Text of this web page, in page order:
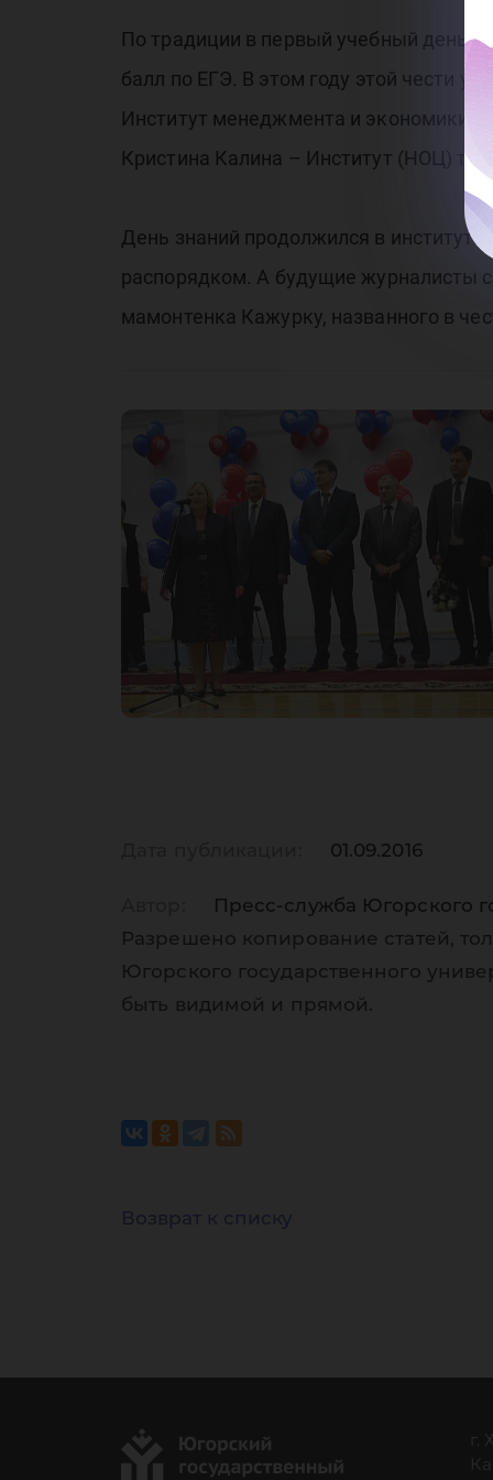
По традиции в первый учебный день
балл по ЕГЭ. В этом году этой чести
Институт менеджмента и экономики,
Кристина Калина – Институт (НОЦ)
День знаний продолжился в
распорядком. А будущие журналисты
мамонтенка Кажурку, названного в
01.09.2016
Пресс-служба Югорского
Разрешено копирование статей,
Югорского государственного
быть видимой и прямой.
Возврат к списку
г.